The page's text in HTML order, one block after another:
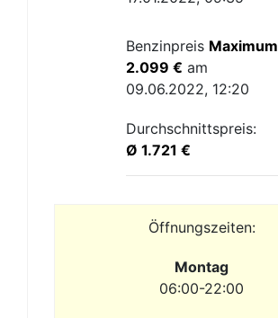
Benzinpreis Maximum
2.099 € am
09.06.2022, 12:20
Durchschnittspreis:
Ø 1.721 €
Öffnungszeiten:
Montag
06:00-22:00